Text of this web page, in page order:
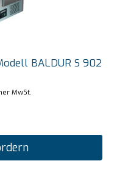
BALDUR S 902
MwSt.